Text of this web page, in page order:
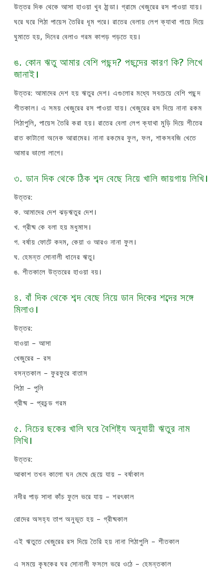
উত্তর দিক থেকে আসা হাওয়া খুব ঠান্ডা। গ্রামে খেজুরের রস পাওয়া যায়।
ঘরে ঘরে পিঠা পায়েস তৈরির ধূম পরে। রাতের বেলায় লেপ ক্যাথা গায়ে দিয়ে
ঘুমাতে হয়, দিনের বেলাও গরম কাপড় পড়তে হয়।
ঙ. কোন ঋতু আমার বেশি পছন্দ? পছন্দের কারণ কি? লিখে
জানাই।
উত্তর: আমাদের দেশ হয় ঋতুর দেশ। এগুলোর মধ্যে সবচেয়ে বেশি পছন্দ
শীতকাল। এ সময় খেজুরের রস পাওয়া যায়। খেজুরের রস দিয়ে নানা রকম
পিঠাপুলি, পায়েস তৈরি করা হয়। রাতের বেলা লেপ ক্যাথা মুড়ি দিয়ে শীতের
রাত কাটানো অনেক আরামের। নানা রকমের ফুল, ফল, শাকসবজি খেতে
আমার ভালো লাগে।
৩. ডান দিক থেকে ঠিক শব্দ বেছে নিয়ে খালি জায়গায় লিখি।
উত্তর:
ক. আমাদের দেশ ঝড়ঋতুর দেশ।
খ. গ্রীষ্ম কে বলা হয় মধুমাস।
গ. বর্ষায় ফোটে কদম, কেয়া ও আরও নানা ফুল।
ঘ. হেমন্ত সোনালী ধানের ঋতু।
ঙ. শীতকালে উত্তরের হাওয়া বয়।
৪. বাঁ দিক থেকে শব্দ বেছে নিয়ে ডান দিকের শব্দের সঙ্গে
মিলাও।
উত্তর:
যাওয়া – আসা
খেজুরের – রস
বসন্তকাল – ফুরফুরে বাতাস
পিঠা – পুলি
গ্রীষ্ম – প্রচন্ড গরম
৫. নিচের ছকের খালি ঘরে বৈশিষ্ট্য অনুযায়ী ঋতুর নাম
লিখি।
উত্তর:
আকাশ তখন কালো ঘন মেঘে ছেয়ে যায় – বর্ষাকাল
নদীর পাড় সাদা কাঁচ ফুলে ভরে যায় – শরৎকাল
রোদের অসহ্য তাপ অনুভূত হয় – গ্রীষ্মকাল
এই ঋতুতে খেজুরের রস দিয়ে তৈরি হয় নানা পিঠাপুলি – শীতকাল
এ সময়ে কৃষকের ঘর সোনালী ফসলে ভরে ওঠে – হেমন্তকাল